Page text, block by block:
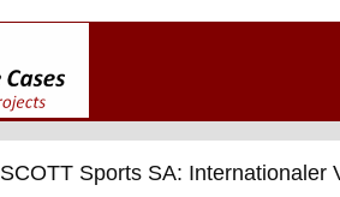
SCOTT Sports SA: Internationaler